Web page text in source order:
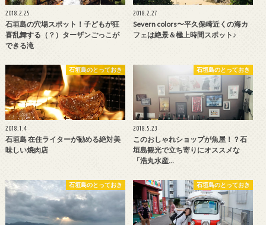
2018.2.25
石垣島の穴場スポット！子どもが狂
喜乱舞する（？）ターザンごっこが
できる滝
2018.2.27
Severn colors〜平久保崎近くの海カ
フェは絶景＆極上時間スポット♪
石垣島のとっておき
2018.1.4
石垣島 在住ライターが勧める絶対美
味しい焼肉店
石垣島のとっておき
2018.5.23
このおしゃれショップが魚屋！？石
垣島観光で立ち寄りにオススメな
「浩丸水産…
石垣島のとっておき 石垣島のとっておき